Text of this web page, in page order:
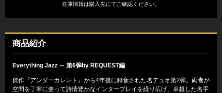
在庫情報は購入先にてご確認ください。
商品紹介
Everything Jazz ～ 第6弾by REQUEST編
傑作『アンダーカレント』から4年後に録音された名デュオ第2弾。両者が
空間を丁寧に使って詩情豊かなインタープレイを繰り広げ、卓越した名手